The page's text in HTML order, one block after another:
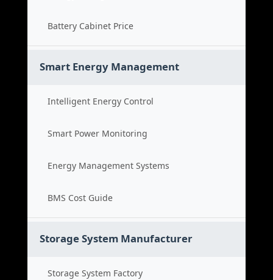
Battery Cabinet Price
Smart Energy Management
Intelligent Energy Control
Smart Power Monitoring
Energy Management Systems
BMS Cost Guide
Storage System Manufacturer
Storage System Factory